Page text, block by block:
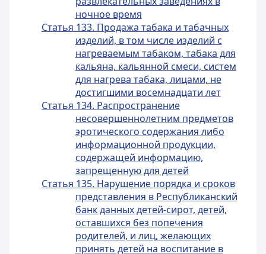
ночное время
Статья 133. Продажа табака и табачных
изделий, в том числе изделий с
нагреваемым табаком, табака для
кальяна, кальянной смеси, систем
для нагрева табака, лицами, не
достигшими восемнадцати лет
Статья 134. Распространение
несовершеннолетним предметов
эротического содержания либо
информационной продукции,
содержащей информацию,
запрещенную для детей
Статья 135. Нарушение порядка и сроков
представления в Республиканский
банк данных детей-сирот, детей,
оставшихся без попечения
родителей, и лиц, желающих
принять детей на воспитание в